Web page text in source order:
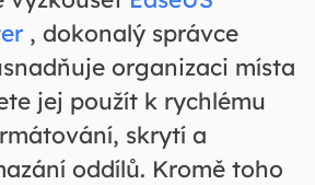
, dokonalý správce
organizaci místa
jej použít k rychlému
skrytí a
oddílů. Kromě toho